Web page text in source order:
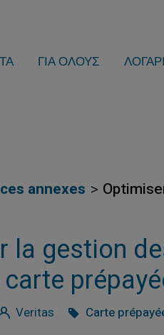
ΓΙΑ ΟΛΟΥΣ
annexes
la gestion
Veritas Carte